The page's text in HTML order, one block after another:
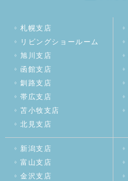
札幌支店
リビングショールーム
旭川支店
函館支店
釧路支店
帯広支店
苫小牧支店
北見支店
新潟支店
富山支店
金沢支店